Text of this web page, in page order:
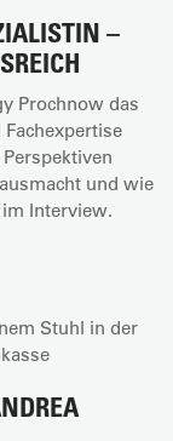
–
Prochnow das
und wie
Interview.